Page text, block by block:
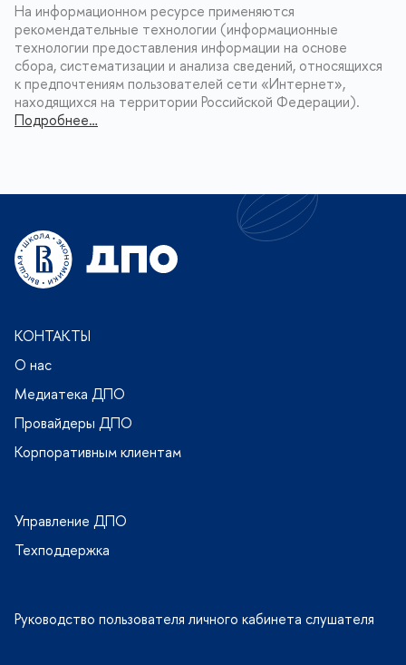
На информационном ресурсе применяются
рекомендательные технологии (информационные
технологии предоставления информации на основе
сбора, систематизации и анализа сведений, относящихся
к предпочтениям пользователей сети «Интернет»,
находящихся на территории Российской Федерации).
Подробнее…
КОНТАКТЫ
О нас
Медиатека ДПО
Провайдеры ДПО
Корпоративным клиентам
Управление ДПО
Техподдержка
Руководство пользователя личного кабинета слушателя